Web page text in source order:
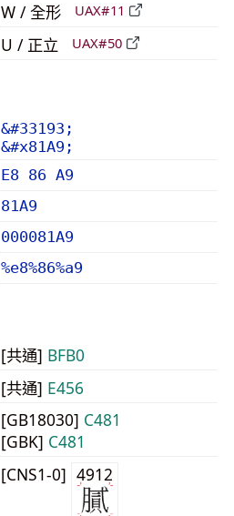
W / 全形 UAX#11
U / 正立 UAX#50
&#33193;
&#x81A9;
E8 86 A9
81A9
000081A9
%e8%86%a9
[共通] BFB0
[共通] E456
[GB18030] C481
[GBK] C481
[CNS1-0] 4912